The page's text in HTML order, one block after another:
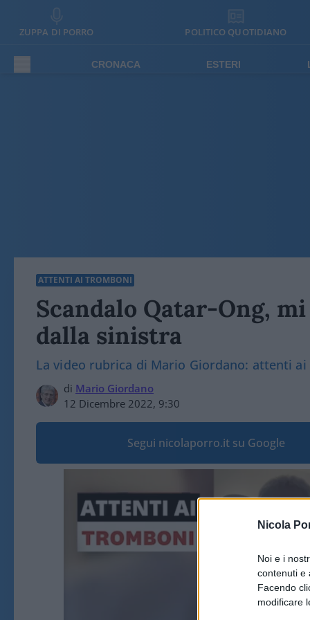
Nicola
Noi e i
contenuti e
Facendo
modificare
ZUPPA DI PORRO POLITICO QUOTIDIANO
CRONACA ESTERI
ATTENTI AI TROMBONI
Scandalo Qatar-Ong,
dalla sinistra
La video rubrica di Mario Giordano: attenti
di Mario Giordano
12 Dicembre 2022, 9:30
Segui nicolaporro.it su Google
Player